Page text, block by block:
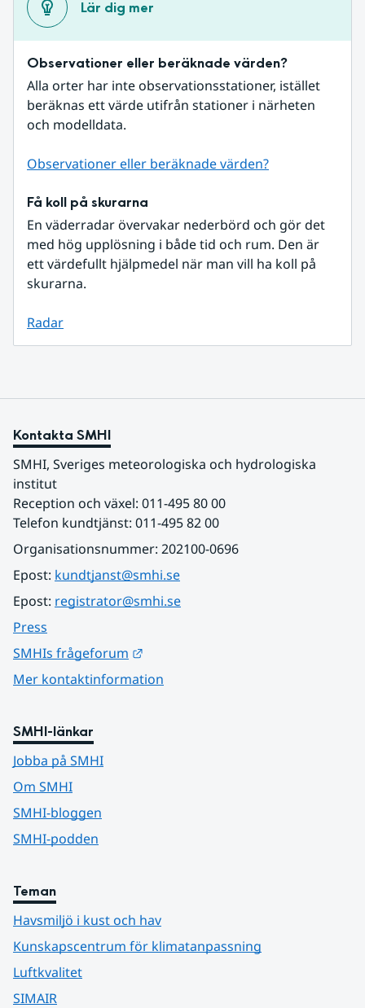
Lär dig mer
Observationer eller beräknade värden?
Alla orter har inte observationsstationer, istället
beräknas ett värde utifrån stationer i närheten
och modelldata.
Observationer eller beräknade värden?
Få koll på skurarna
En väderradar övervakar nederbörd och gör det
med hög upplösning i både tid och rum. Den är
ett värdefullt hjälpmedel när man vill ha koll på
skurarna.
Radar
Kontakta SMHI
SMHI, Sveriges meteorologiska och hydrologiska
institut
Reception och växel: 011-495 80 00
Telefon kundtjänst: 011-495 82 00
Organisationsnummer: 202100-0696
Epost: kundtjanst@smhi.se
Epost: registrator@smhi.se
Press
SMHIs frågeforum
Mer kontaktinformation
SMHI-länkar
Jobba på SMHI
Om SMHI
SMHI-bloggen
SMHI-podden
Teman
Havsmiljö i kust och hav
Kunskapscentrum för klimatanpassning
Luftkvalitet
SIMAIR